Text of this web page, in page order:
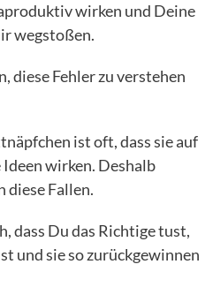
wirken und Deine
wegstoßen.
diese Fehler zu verstehen
ist oft, dass sie auf
wirken. Deshalb
diese Fallen.
dass Du das Richtige tust,
und sie so zurückgewinnen